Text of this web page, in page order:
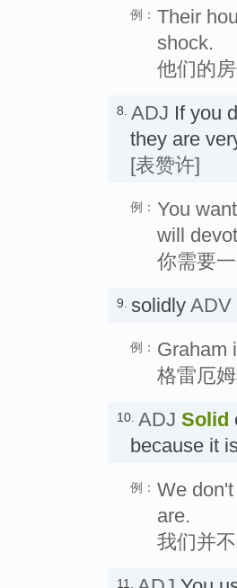
例： Their
shock.
他们的
8. ADJ If you
they are
[表赞许]
例： You
will
你需要
9. solidly ADV
例： Graham
格雷厄
10. ADJ Solid
because it
例： We
are.
我们并
11.